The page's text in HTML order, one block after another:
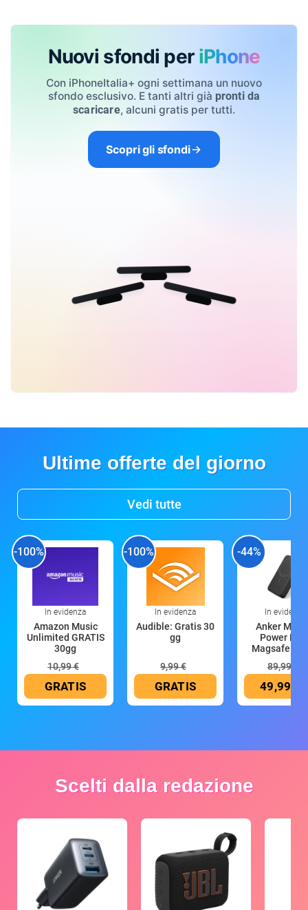
Nuovi sfondi per iPhone
Con iPhoneItalia+ ogni settimana un nuovo
sfondo esclusivo. E tanti altri già pronti da
scaricare, alcuni gratis per tutti.
Scopri gli sfondi
Ultime offerte del giorno
Vedi tutte
-100%
In evidenza
Amazon Music
Unlimited GRATIS
30gg
10,99 €
GRATIS
-100%
In evidenza
Audible: Gratis 30
gg
9,99 €
GRATIS
-44%
In evidenza
Anker
Power
Magsafe
89,99 €
49,99 €
Scelti dalla redazione